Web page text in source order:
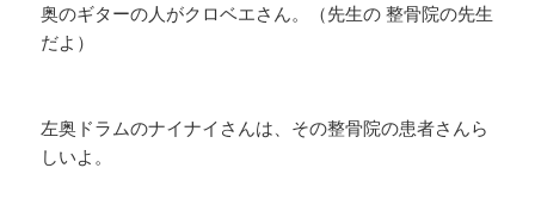
奥のギターの人がクロベエさん。（先生の 整骨院の先生
だよ）
左奥ドラムのナイナイさんは、その整骨院の患者さんら
しいよ。